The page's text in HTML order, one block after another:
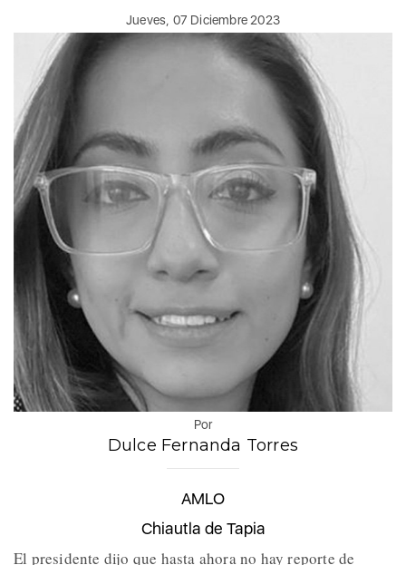
Jueves, 07 Diciembre 2023
Por
Dulce Fernanda Torres
AMLO
Chiautla de Tapia
El presidente dijo que hasta ahora no hay reporte de